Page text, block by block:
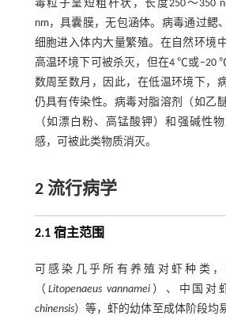
毒粒子呈短粗杆状，长度250～350
nm，具囊膜，无包涵体。病毒通过鳃
细胞进入体内大量繁殖。在自然环境
高温环境下可被杀灭，但在4 ℃或‒20
数周至数月，因此，在低温环境下，
仍具有传染性。病毒对脂溶剂（如乙
（如漂白粉、高锰酸钾）和强碱性
感，可被此类物质消灭。
2 流行病学
2.1 宿主范围
可感染几乎所有养殖对虾种类
（ Litopenaeus vannamei）、中国对
chinensis）等，虾的幼体至成体阶段均